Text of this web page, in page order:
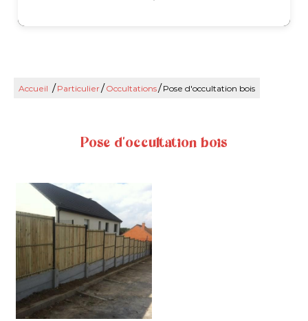
CLÔTURE BOIS BÉTON
La clôture mixte bois
longévité du béton.
En savoir plus
PORTAIL INDUSTRIEL
Nous distribuons également une gamme...
Accueil / Particulier/ Occultations/ Pose d'occultation bois
Pose d'occultation bois